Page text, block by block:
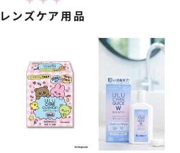
レンズケア用品